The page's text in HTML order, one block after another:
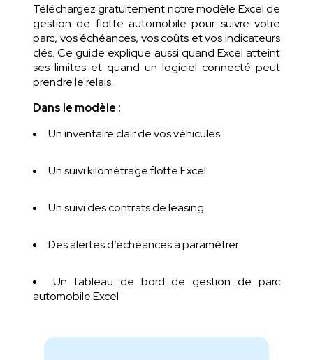
Téléchargez gratuitement notre modèle Excel de
gestion de flotte automobile pour suivre votre
parc, vos échéances, vos coûts et vos indicateurs
clés. Ce guide explique aussi quand Excel atteint
ses limites et quand un logiciel connecté peut
prendre le relais.
Dans le modèle :
Un inventaire clair de vos véhicules
Un suivi kilométrage flotte Excel
Un suivi des contrats de leasing
Des alertes d’échéances à paramétrer
Un tableau de bord de gestion de parc
automobile Excel